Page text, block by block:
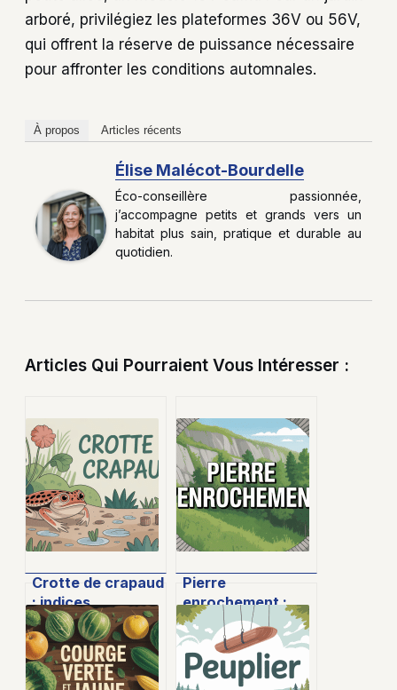
arboré, privilégiez les plateformes 36V ou 56V,
qui offrent la réserve de puissance nécessaire
pour affronter les conditions automnales.
À propos Articles récents
Élise Malécot-Bourdelle
Éco-conseillère passionnée,
j’accompagne petits et grands vers un
habitat plus sain, pratique et durable au
quotidien.
Articles Qui Pourraient Vous Intéresser :
Crotte de crapaud
: indices,
curiosités et rôles
écologiques à
connaître
Pierre
enrochement :
tout comprendre
sur l’usage et la
pose de ce
matériau essentiel